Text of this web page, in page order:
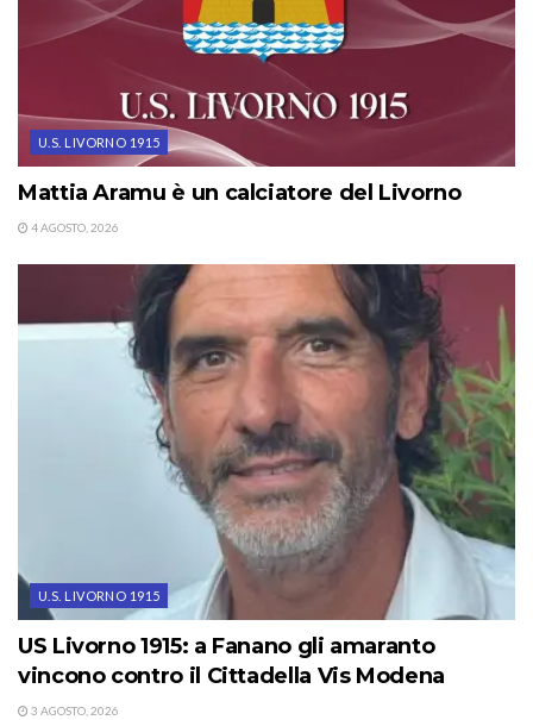
U.S. LIVORNO 1915
Mattia Aramu è un calciatore del Livorno
4 AGOSTO, 2026
U.S. LIVORNO 1915
US Livorno 1915: a Fanano gli amaranto
vincono contro il Cittadella Vis Modena
3 AGOSTO, 2026